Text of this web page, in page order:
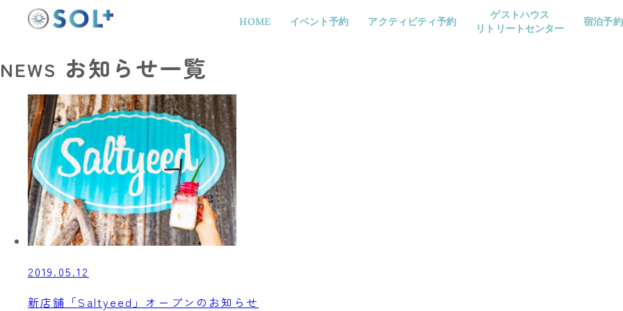
HOME イベント予約 アクティビティ予約
ゲストハウス
リトリートセンター
宿泊予約
NEWS お知らせ一覧
2019.05.12
新店舗「Saltyeed」オープンのお知らせ